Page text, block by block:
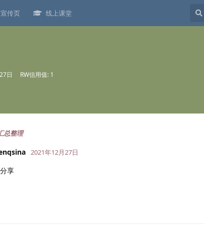
宣传页 线上课堂
日 RW信用值: 1
总整理
2021年12月27日
享